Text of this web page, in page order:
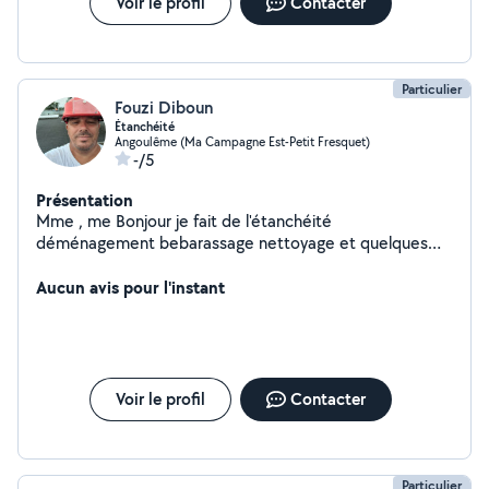
Particulier
Fouzi Diboun
Étanchéité
Angoulême (Ma Campagne Est-Petit Fresquet)
-/5
Présentation
Mme , me Bonjour je fait de l'étanchéité
déménagement bebarassage nettoyage et quelques
Aucun avis pour l'instant
Voir le profil Contacter
Particulier